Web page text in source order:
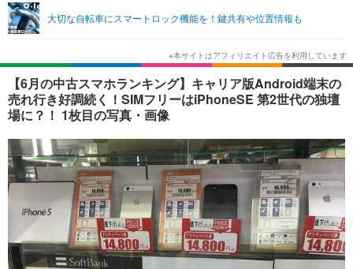
ショッピング その他
エンタメTOP 映画・ドラマ
韓国・芸能
音楽 スポーツ
グラビア
ショッピング その他
ライフ
ライフTOP グルメ
ペット ショッピング
その他
リリース一覧
プッシュ通知の停止方法
大切な自転車にスマートロック機能を！鍵共有や位置情報も
【6月の中古スマホランキング】キャリア版Android端末の
売れ行き好調続く！SIMフリーはiPhoneSE 第2世代の独壇
場に？！ 1枚目の写真・画像